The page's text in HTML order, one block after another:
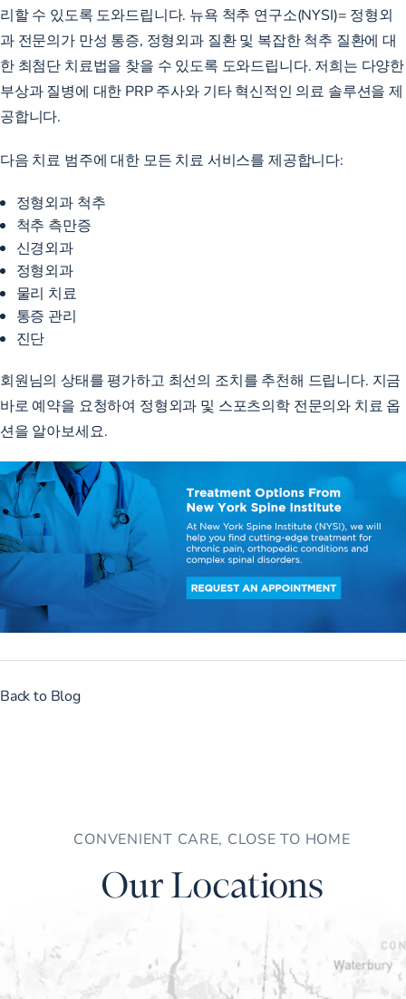
리할 수 있도록 도와드립니다. 뉴욕 척추 연구소(NYSI)= 정형외
과 전문의가 만성 통증, 정형외과 질환 및 복잡한 척추 질환에 대
한 최첨단 치료법을 찾을 수 있도록 도와드립니다. 저희는 다양한
부상과 질병에 대한 PRP 주사와 기타 혁신적인 의료 솔루션을 제
공합니다.
다음 치료 범주에 대한 모든 치료 서비스를 제공합니다:
정형외과 척추
척추 측만증
신경외과
정형외과
물리 치료
통증 관리
진단
회원님의 상태를 평가하고 최선의 조치를 추천해 드립니다. 지금
바로 예약을 요청하여 정형외과 및 스포츠의학 전문의와 치료 옵
션을 알아보세요.
Back to Blog
CONVENIENT CARE, CLOSE TO HOME
Our Locations